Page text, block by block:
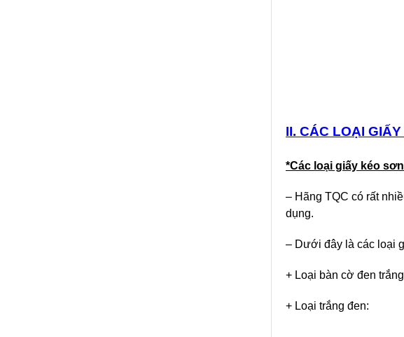
II. CÁC LOẠI
*Các loại giấy kéo
– Hãng TQC có rất
dụng.
– Dưới đây là các loại
+ Loại bàn cờ đen
+ Loại trắng đen: